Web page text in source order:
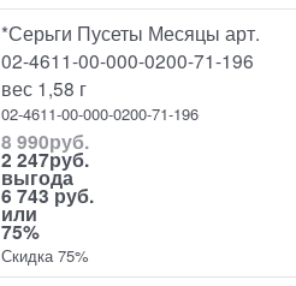
*Серьги Пусеты Месяцы арт.
02-4611-00-000-0200-71-196
вес 1,58 г
02-4611-00-000-0200-71-196
8 990руб.
2 247руб.
выгода
6 743 руб.
или
75%
Скидка 75%